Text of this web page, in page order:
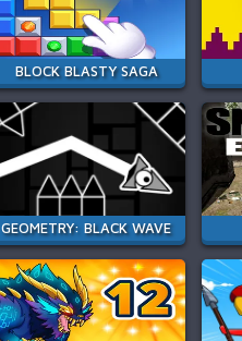
BLOCK BLASTY SAGA
GEOMETRY: BLACK WAVE